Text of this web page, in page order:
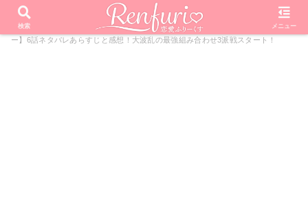
PR
ホーム オーディション番組 青春スター
【青春スタ
ー】6話ネタバレあらすじと感想！大波乱の最強組み合わせ3派戦スタート！
検索 メニュー